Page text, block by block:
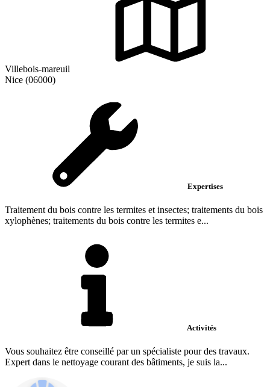
Villebois-mareuil
Nice (06000)
Expertises
Traitement du bois contre les termites et insectes; traitements du bois
xylophènes; traitements du bois contre les termites e...
Activités
Vous souhaitez être conseillé par un spécialiste pour des travaux.
Expert dans le nettoyage courant des bâtiments, je suis la...